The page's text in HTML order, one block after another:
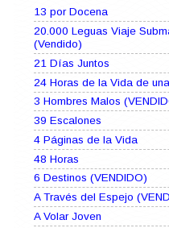
13 por Docena
20.000 Leguas Viaje
(Vendido)
21 Días Juntos
24 Horas de la Vida de
3 Hombres Malos
39 Escalones
4 Páginas de la Vida
48 Horas
6 Destinos (VENDIDO)
A Través del Espejo
A Volar Joven